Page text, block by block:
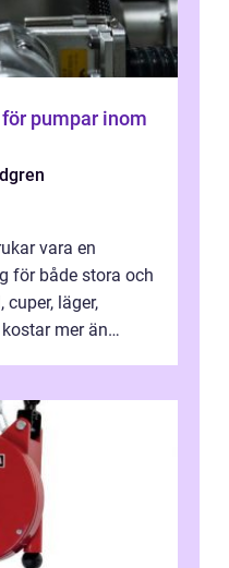
pumpar inom
vara en
för både stora och
läger,
mer än